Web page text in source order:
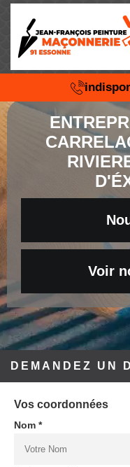
Voir
DEMANDEZ UN
Vos coordonnées
Nom *